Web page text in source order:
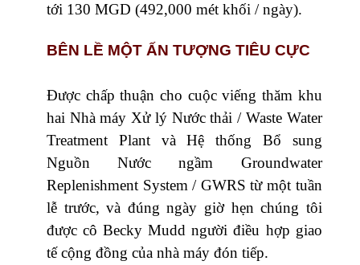
tới 130 MGD (492,000 mét khối / ngày).
BÊN LỀ MỘT ẤN TƯỢNG TIÊU CỰC
Được chấp thuận cho cuộc viếng thăm khu
hai Nhà máy Xử lý Nước thải / Waste Water
Treatment Plant và Hệ thống Bổ sung
Nguồn Nước ngầm Groundwater
Replenishment System / GWRS từ một tuần
lễ trước, và đúng ngày giờ hẹn chúng tôi
được cô Becky Mudd người điều hợp giao
tế cộng đồng của nhà máy đón tiếp.